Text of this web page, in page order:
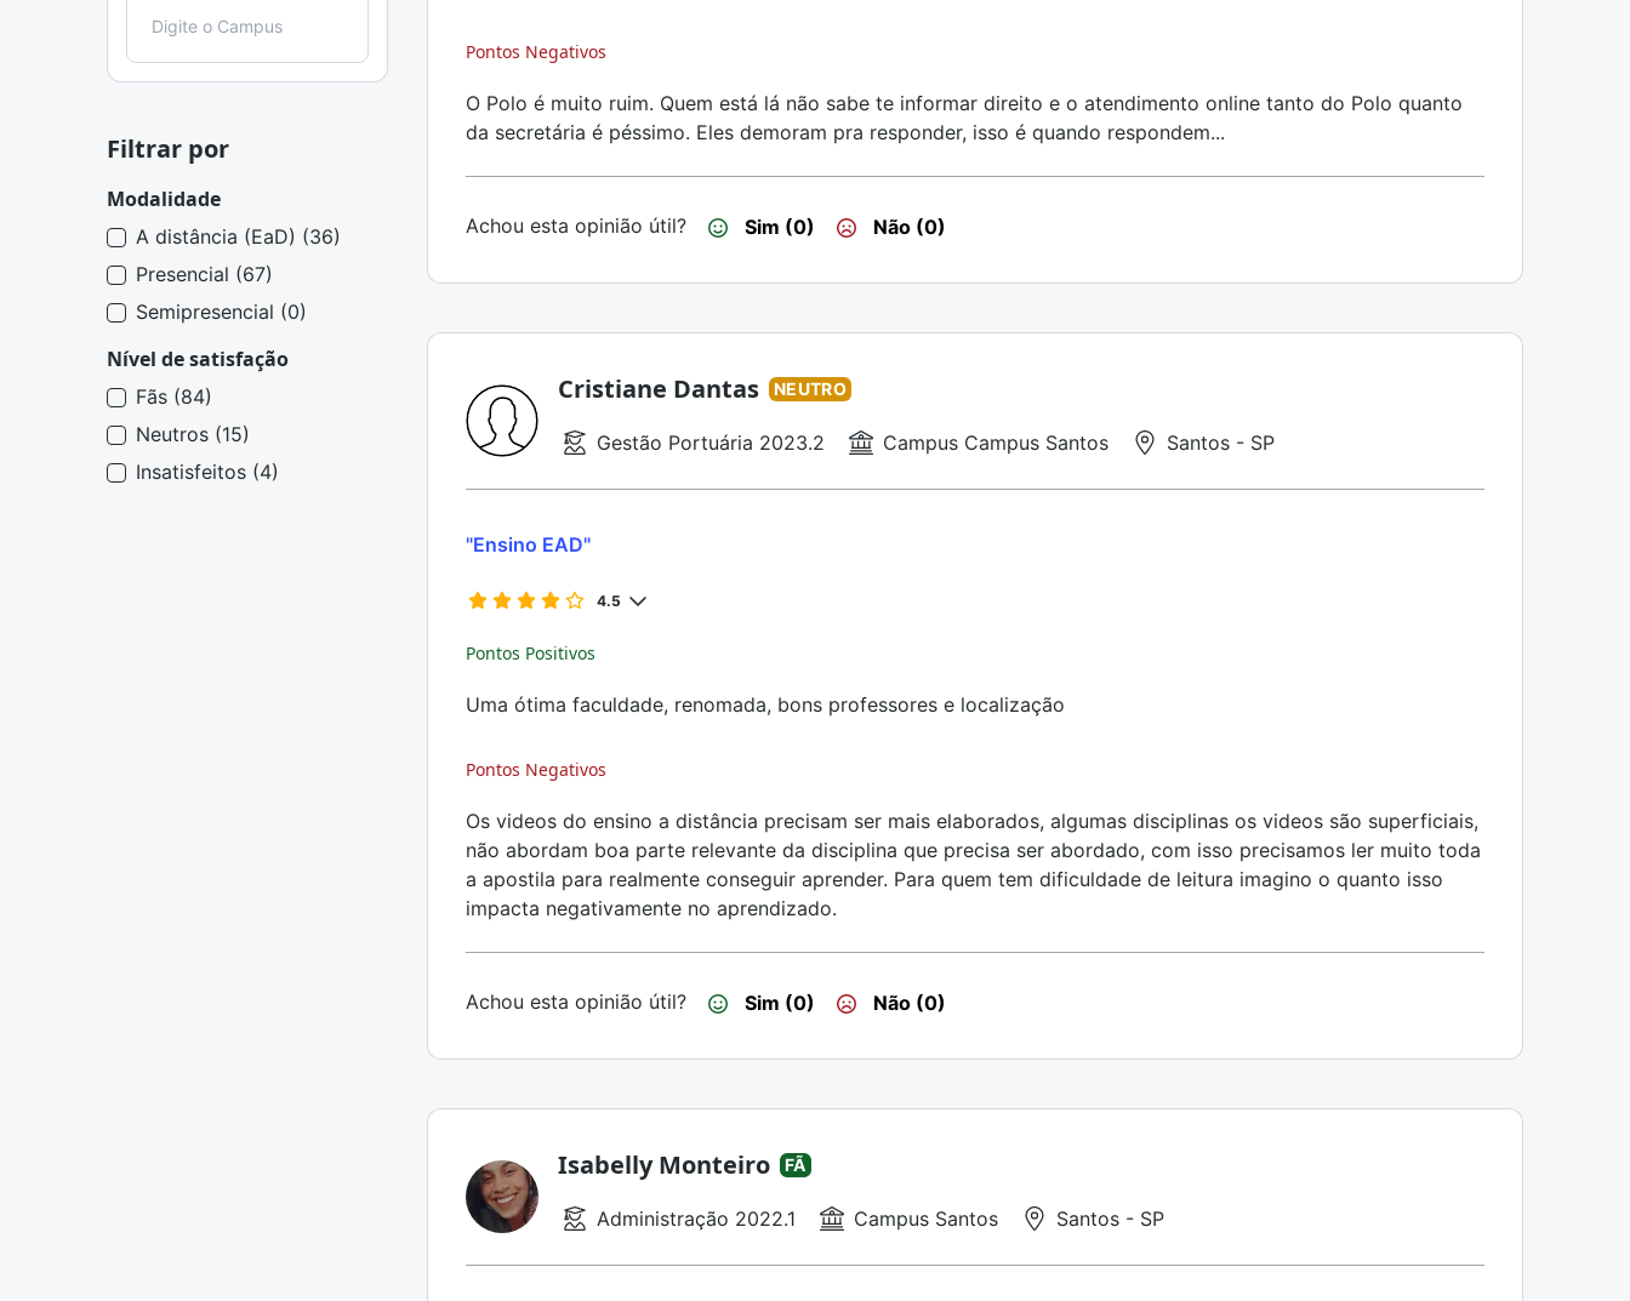
Filtrar por
Modalidade
A distância (EaD) (36)
Presencial (67)
Semipresencial (0)
Nível de satisfação
Fãs (84)
Neutros (15)
Insatisfeitos (4)
Pontos Negativos
O Polo é muito ruim. Quem está lá não sabe te informar direito e o atendimento online tanto do Polo quanto
da secretária é péssimo. Eles demoram pra responder, isso é quando respondem...
Achou esta opinião útil? Sim (0) Não (0)
Cristiane Dantas NEUTRO
Gestão Portuária 2023.2 Campus Campus Santos Santos - SP
"Ensino EAD"
4.5
Pontos Positivos
Uma ótima faculdade, renomada, bons professores e localização
Pontos Negativos
Os videos do ensino a distância precisam ser mais elaborados, algumas disciplinas os videos são superficiais,
não abordam boa parte relevante da disciplina que precisa ser abordado, com isso precisamos ler muito toda
a apostila para realmente conseguir aprender. Para quem tem dificuldade de leitura imagino o quanto isso
impacta negativamente no aprendizado.
Achou esta opinião útil? Sim (0) Não (0)
Isabelly Monteiro FÃ
Administração 2022.1 Campus Santos Santos - SP